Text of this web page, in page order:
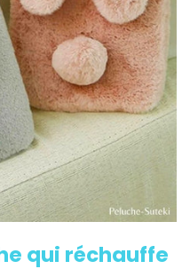
qui réchauffe